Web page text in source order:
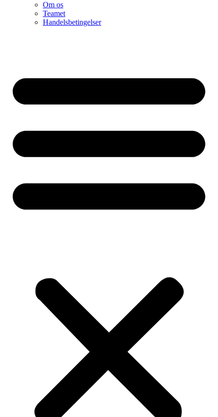
Om os
Teamet
Handelsbetingelser